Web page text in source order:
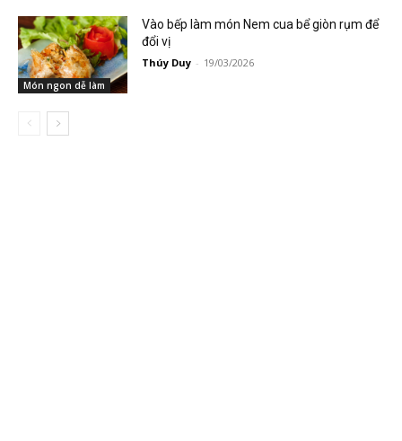
Món ngon dễ làm
Vào bếp làm món Nem cua bể giòn rụm để
đổi vị
Thúy Duy - 19/03/2026